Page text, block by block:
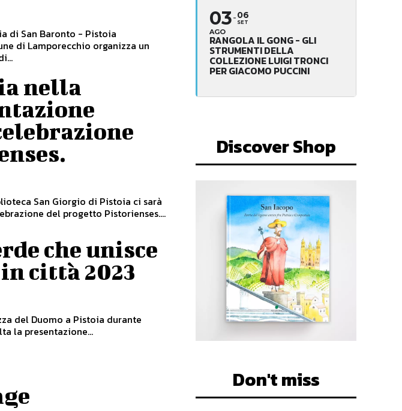
di San Baronto - Pistoia
di Lamporecchio organizza un
nella
San Giorgio di Pistoia ci sarà
del progetto Pistorienses....
che unisce
città 2023
del Duomo a Pistoia durante
la presentazione...
03
AGO
06
SET
RANGOLA IL GONG - GLI
STRUMENTI DELLA
COLLEZIONE LUIGI TRONCI
PER GIACOMO PUCCINI
Discover Shop
Don't miss